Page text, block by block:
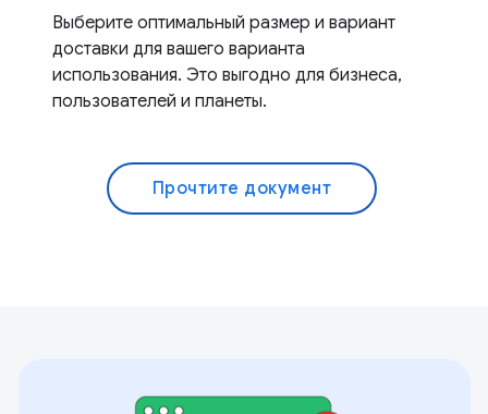
Выберите оптимальный размер и вариант
доставки для вашего варианта
использования. Это выгодно для бизнеса,
пользователей и планеты.
Прочтите документ